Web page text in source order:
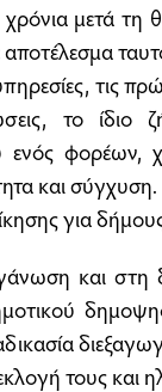
μετά τη
αποτέλεσμα
τις
το ίδιο
ενός
και
για δήμους
και
τους και